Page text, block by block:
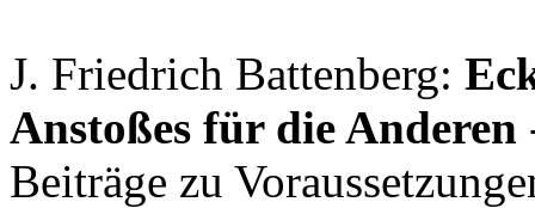
J. Friedrich Battenberg:
Anstoßes für die Anderen
Beiträge zu